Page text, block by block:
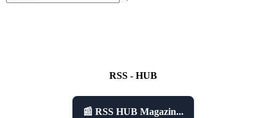
RSS - HUB
📰 RSS HUB Magazin...